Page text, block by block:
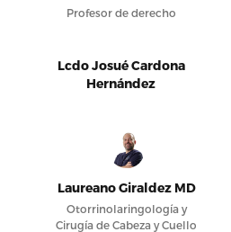
Profesor de derecho
Lcdo Josué Cardona
Hernández
Laureano Giraldez MD
Otorrinolaringología y
Cirugía de Cabeza y Cuello